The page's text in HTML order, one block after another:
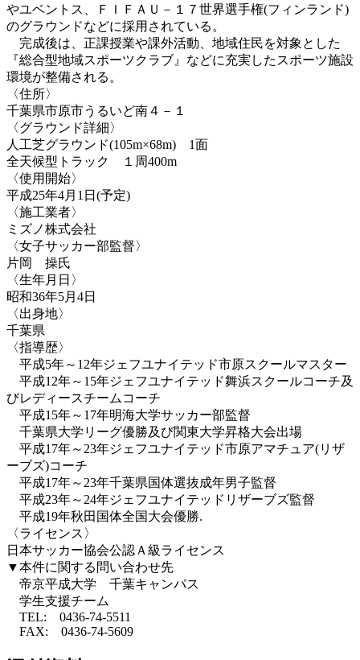
やユベントス、ＦＩＦＡＵ－１７世界選手権(フィンランド)
のグラウンドなどに採用されている。
完成後は、正課授業や課外活動、地域住民を対象とした
『総合型地域スポーツクラブ』などに充実したスポーツ施設
環境が整備される。
〈住所〉
千葉県市原市うるいど南４－１
〈グラウンド詳細〉
人工芝グラウンド(105m×68m) 1面
全天候型トラック １周400m
〈使用開始〉
平成25年4月1日(予定)
〈施工業者〉
ミズノ株式会社
〈女子サッカー部監督〉
片岡 操氏
〈生年月日〉
昭和36年5月4日
〈出身地〉
千葉県
〈指導歴〉
平成5年～12年ジェフユナイテッド市原スクールマスター
平成12年～15年ジェフユナイテッド舞浜スクールコーチ及
びレディースチームコーチ
平成15年～17年明海大学サッカー部監督
千葉県大学リーグ優勝及び関東大学昇格大会出場
平成17年～23年ジェフユナイテッド市原アマチュア(リザ
ーブズ)コーチ
平成17年～23年千葉県国体選抜成年男子監督
平成23年～24年ジェフユナイテッドリザーブズ監督
平成19年秋田国体全国大会優勝.
〈ライセンス〉
日本サッカー協会公認Ａ級ライセンス
▼本件に関する問い合わせ先
帝京平成大学 千葉キャンパス
学生支援チーム
TEL: 0436-74-5511
FAX: 0436-74-5609